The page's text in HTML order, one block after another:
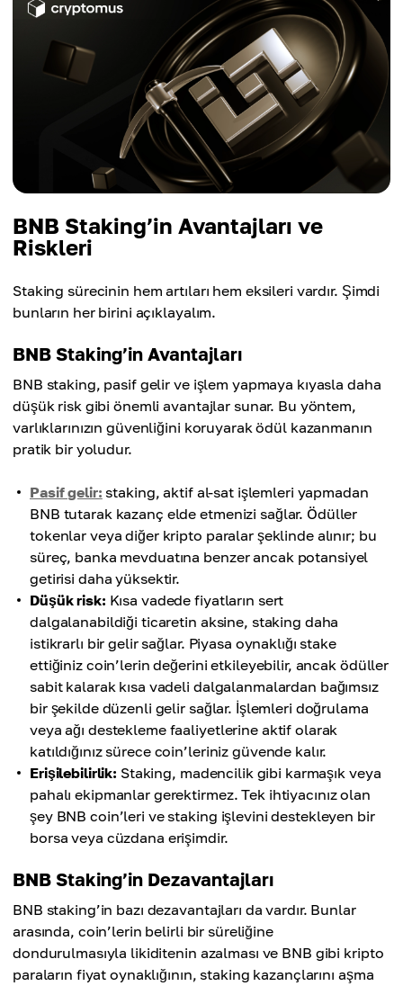
BNB Staking’in Avantajları ve
Riskleri
Staking sürecinin hem artıları hem eksileri vardır. Şimdi
bunların her birini açıklayalım.
BNB Staking’in Avantajları
BNB staking, pasif gelir ve işlem yapmaya kıyasla daha
düşük risk gibi önemli avantajlar sunar. Bu yöntem,
varlıklarınızın güvenliğini koruyarak ödül kazanmanın
pratik bir yoludur.
Pasif gelir: staking, aktif al-sat işlemleri yapmadan
BNB tutarak kazanç elde etmenizi sağlar. Ödüller
tokenlar veya diğer kripto paralar şeklinde alınır; bu
süreç, banka mevduatına benzer ancak potansiyel
getirisi daha yüksektir.
Düşük risk: Kısa vadede fiyatların sert
dalgalanabildiği ticaretin aksine, staking daha
istikrarlı bir gelir sağlar. Piyasa oynaklığı stake
ettiğiniz coin’lerin değerini etkileyebilir, ancak ödüller
sabit kalarak kısa vadeli dalgalanmalardan bağımsız
bir şekilde düzenli gelir sağlar. İşlemleri doğrulama
veya ağı destekleme faaliyetlerine aktif olarak
katıldığınız sürece coin’leriniz güvende kalır.
Erişilebilirlik: Staking, madencilik gibi karmaşık veya
pahalı ekipmanlar gerektirmez. Tek ihtiyacınız olan
şey BNB coin’leri ve staking işlevini destekleyen bir
borsa veya cüzdana erişimdir.
BNB Staking’in Dezavantajları
BNB staking’in bazı dezavantajları da vardır. Bunlar
arasında, coin’lerin belirli bir süreliğine
dondurulmasıyla likiditenin azalması ve BNB gibi kripto
paraların fiyat oynaklığının, staking kazançlarını aşma